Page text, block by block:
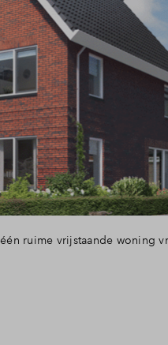
ruime vrijstaande woning